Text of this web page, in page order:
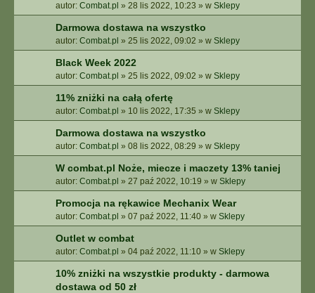
autor: Combat.pl » 28 lis 2022, 10:23 » w Sklepy
Darmowa dostawa na wszystko
autor: Combat.pl » 25 lis 2022, 09:02 » w Sklepy
Black Week 2022
autor: Combat.pl » 25 lis 2022, 09:02 » w Sklepy
11% zniżki na całą ofertę
autor: Combat.pl » 10 lis 2022, 17:35 » w Sklepy
Darmowa dostawa na wszystko
autor: Combat.pl » 08 lis 2022, 08:29 » w Sklepy
W combat.pl Noże, miecze i maczety 13% taniej
autor: Combat.pl » 27 paź 2022, 10:19 » w Sklepy
Promocja na rękawice Mechanix Wear
autor: Combat.pl » 07 paź 2022, 11:40 » w Sklepy
Outlet w combat
autor: Combat.pl » 04 paź 2022, 11:10 » w Sklepy
10% zniżki na wszystkie produkty - darmowa
dostawa od 50 zł